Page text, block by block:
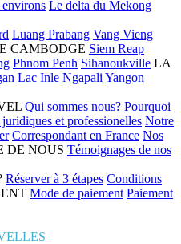
environs Le delta du Mekong
Luang Prabang Vang Vieng
CAMBODGE Siem Reap
Phnom Penh Sihanoukville LA
Lac Inle Ngapali Yangon
Qui sommes nous? Pourquoi
et professionelles Notre
Correspondant en France Nos
DE NOUS Témoignages de nos
Réserver à 3 étapes Conditions
Mode de paiement Paiement